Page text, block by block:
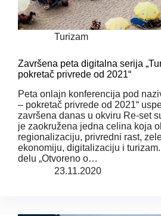
Turizam
Završena peta digitalna serija
pokretač privrede od 2021“
Peta onlajn konferencija pod
– pokretač privrede od 2021“
završena danas u okviru Re-set
je zaokružena jedna celina koja
regionalizaciju, privredni rast,
ekonomiju, digitalizaciju i
delu „Otvoreno o…
23.11.2020